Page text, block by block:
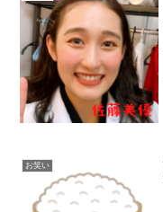
お笑い